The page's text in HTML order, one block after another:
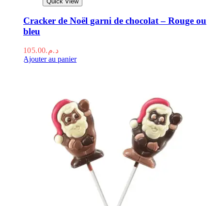
Cracker de Noël garni de chocolat – Rouge ou
bleu
د.م.105.00
Ajouter au panier